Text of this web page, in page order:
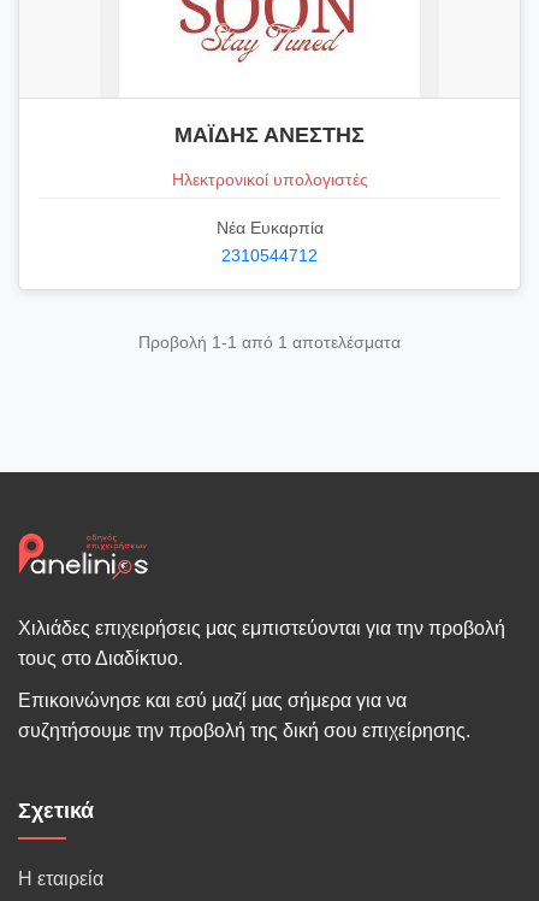
ΜΑΪΔΗΣ ΑΝΕΣΤΗΣ
Ηλεκτρονικοί υπολογιστές
Νέα Ευκαρπία
2310544712
Προβολή 1-1 από 1 αποτελέσματα
Χιλιάδες επιχειρήσεις μας εμπιστεύονται για την προβολή
τους στο Διαδίκτυο.
Επικοινώνησε και εσύ μαζί μας σήμερα για να
συζητήσουμε την προβολή της δική σου επιχείρησης.
Σχετικά
Η εταιρεία